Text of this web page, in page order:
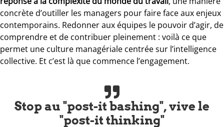
concrète d’outiller les managers pour faire face aux enjeux
contemporains. Redonner aux équipes le pouvoir d’agir, de
comprendre et de contribuer pleinement : voilà ce que
permet une culture managériale centrée sur l’intelligence
collective. Et c’est là que commence l’engagement.
Stop au "post-it bashing", vive le
"post-it thinking"